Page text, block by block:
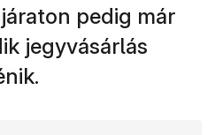
pedig már
jegyvásárlás